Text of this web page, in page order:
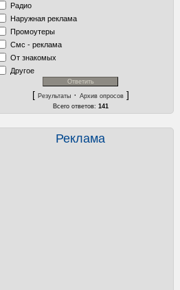
Радио
Наружная реклама
Промоутеры
Смс - реклама
От знакомых
Другое
[ Результаты· Архив опросов]
Всего ответов: 141
Реклама